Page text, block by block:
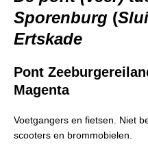
Sporenburg (
Ertskade
Pont
Magenta
Voetgangers en fietsen. Niet
scooters en brommobielen.